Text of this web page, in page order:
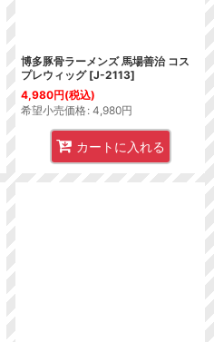
博多豚骨ラーメンズ 馬場善治 コス
プレウィッグ [J-2113]
4,980円(税込)
希望小売価格: 4,980円
カートに入れる